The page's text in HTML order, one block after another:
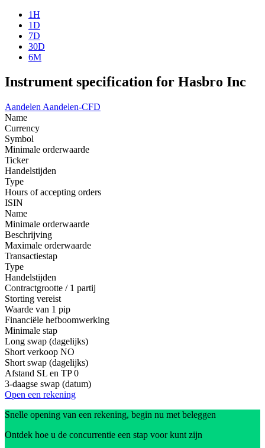
1H
1D
7D
30D
6M
Instrument specification for Hasbro Inc
Aandelen Aandelen-CFD
Name
Currency
Symbol
Minimale orderwaarde
Ticker
Handelstijden
Type
Hours of accepting orders
ISIN
Name
Minimale orderwaarde
Beschrijving
Maximale orderwaarde
Transactiestap
Type
Handelstijden
Contractgrootte / 1 partij
Storting vereist
Waarde van 1 pip
Financiële hefboomwerking
Minimale stap
Long swap (dagelijks)
Short verkoop NO
Short swap (dagelijks)
Afstand SL en TP 0
3-daagse swap (datum)
Open een rekening
Snelle opening van een rekening, begin nu met beleggen
Ontdek hoe u de concurrentie een stap voor kunt zijn